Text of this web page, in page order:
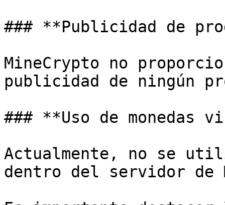
### **Publicidad de
MineCrypto no
publicidad de ningún
### **Uso de
Actualmente, no se
dentro del servidor de